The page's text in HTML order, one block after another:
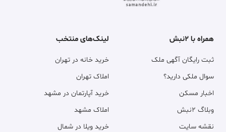
همراه با ۲نبش
ثبت رایگان آگهی ملک
سوال ملکی دارید؟
اخبار مسکن
وبلاگ ۲نبش
نقشه سایت
لینک‌های منتخب
خرید خانه در تهران
املاک تهران
خرید آپارتمان در مشهد
املاک مشهد
خرید ویلا در شمال